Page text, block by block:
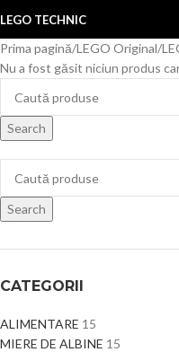
LEGO TECHNIC
Search
CATEGORII
ALIMENTARE 15
MIERE DE ALBINE 15
Prima pagină LEGO Original
Nu a fost găsit niciun produs
Search